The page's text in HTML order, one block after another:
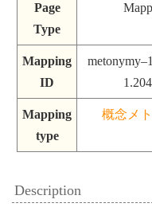
Page
Type
Mapping
ID
Mapping
type
概念メ
Description